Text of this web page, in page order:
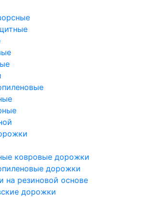
ковровые дорожки
дорожки
на резиновой основе
дорожки